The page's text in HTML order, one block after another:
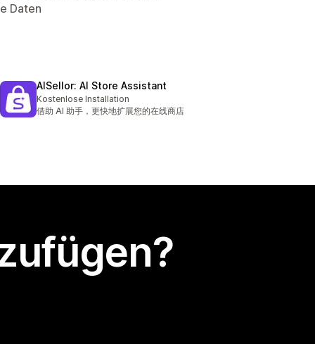
Daten
AISellor: AI Store Assistant
Kostenlose Installation
借助 AI 助手，更快地扩展您的在线商店